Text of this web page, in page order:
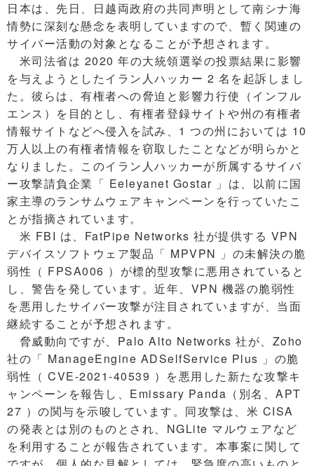
日本は、先日、日越両政府の共同声明として南シナ海
情勢に深刻な懸念を表明していますので、暫く関連の
サイバー活動の対象となることが予想されます。
米司法省は 2020 年の大統領選挙の投票結果に影響
を与えようとしたイラン人ハッカー 2 名を起訴しまし
た。彼らは、有権者への脅迫と影響力行使（インフル
エンス）を目的とし、有権者登録サイトや州の有権者
情報サイトなどへ侵入を試み、1 つの州においては 10
万人以上の有権者情報を窃取したことなどが明らかと
なりました。このイラン人ハッカーが所属するサイバ
ー攻撃請負企業「 Eeleyanet Gostar 」は、以前に国
家主導のランサムウェアキャンペーンを行っていたこ
とが指摘されています。
米 FBI は、FatPipe Networks 社が提供する VPN
デバイスソフトウェア製品「 MPVPN 」の未解決の脆
弱性（ FPSA006 ）が標的型攻撃に悪用されていると
し、警告を発しています。近年、VPN 機器の脆弱性
を悪用したサイバー攻撃が注目されていますが、当面
継続することが予想されます。
脅威動向ですが、Palo Alto Networks 社が、Zoho
社の「 ManageEngine ADSelfService Plus 」の脆
弱性（ CVE-2021-40539 ）を悪用した新たな攻撃キ
ャンペーンを報告し、Emissary Panda（別名、APT
27 ）の関与を示唆しています。同攻撃は、米 CISA
の発表とは別のものとされ、NGLite マルウェアなど
を利用することが報告されています。本事案に関して